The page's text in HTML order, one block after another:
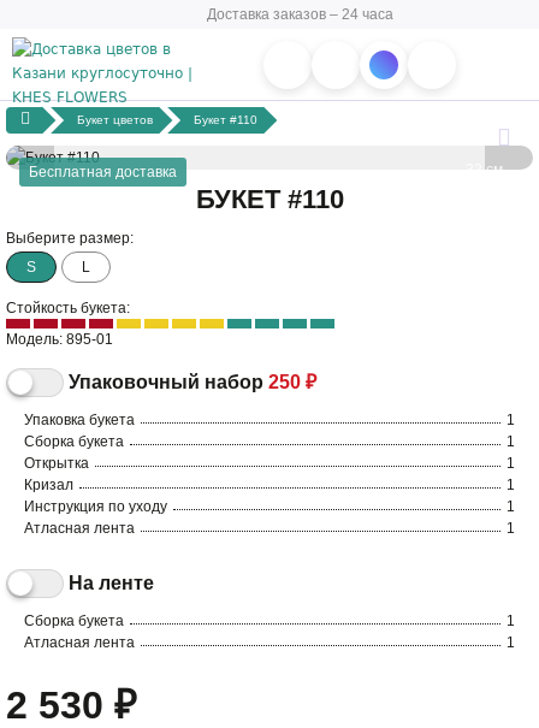
Доставка заказов – 24 часа
Букет цветов Букет #110
Бесплатная доставка 32 см
БУКЕТ #110
Выберите размер:
S
L
Стойкость букета:
Модель: 895-01
Упаковочный набор 250 ₽
Упаковка букета
1
Сборка букета
1
Открытка
1
Кризал
1
Инструкция по уходу
1
Атласная лента
1
На ленте
Сборка букета
1
Атласная лента
1
2 530 ₽